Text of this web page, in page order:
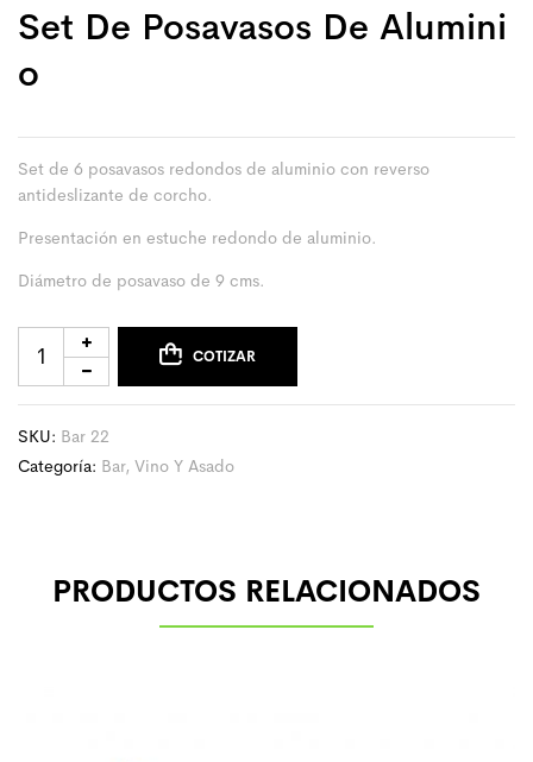
Set De Posavasos De Alumini
O
Set de 6 posavasos redondos de aluminio con reverso
antideslizante de corcho.
Presentación en estuche redondo de aluminio.
Diámetro de posavaso de 9 cms.
COTIZAR
SKU: Bar 22
Categoría: Bar, Vino Y Asado
PRODUCTOS RELACIONADOS